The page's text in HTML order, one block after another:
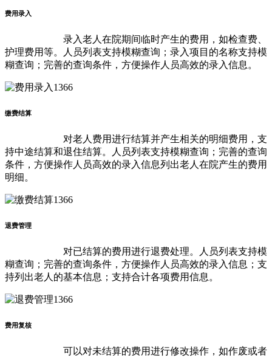
费用录入
录入老人在院期间临时产生的费用，如检查费、
护理费用等。人员列表支持模糊查询；录入项目的名称支持模
糊查询；完善的查询条件，方便操作人员高效的录入信息。
缴费结算
对老人费用进行结算并产生相关的明细费用，支
持中途结算和退住结算。人员列表支持模糊查询；完善的查询
条件，方便操作人员高效的录入信息列出老人在院产生的费用
明细。
退费管理
对已结算的费用进行退费处理。人员列表支持模
糊查询；完善的查询条件，方便操作人员高效的录入信息；支
持列出老人的基本信息；支持合计各项费用信息。
费用复核
可以对未结算的费用进行修改操作，如作废或者